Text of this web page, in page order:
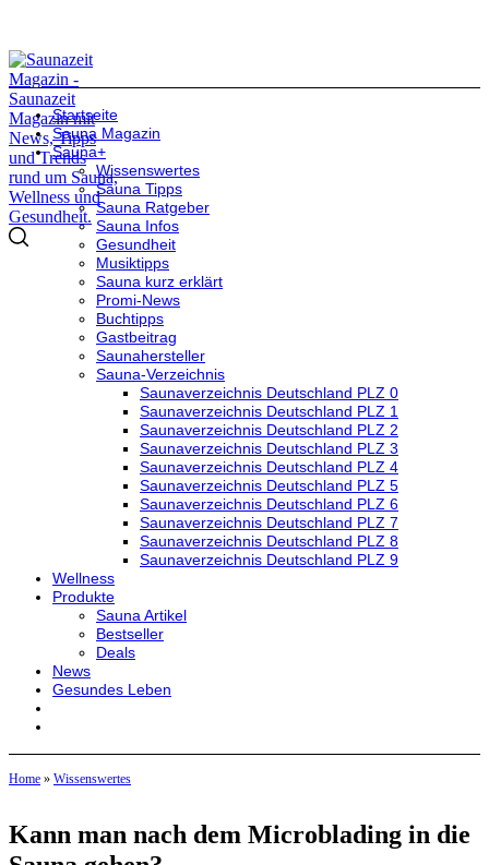
Startseite
Sauna Magazin
Sauna+
Wissenswertes
Sauna Tipps
Sauna Ratgeber
Sauna Infos
Gesundheit
Musiktipps
Sauna kurz erklärt
Promi-News
Buchtipps
Gastbeitrag
Saunahersteller
Sauna-Verzeichnis
Saunaverzeichnis Deutschland PLZ 0
Saunaverzeichnis Deutschland PLZ 1
Saunaverzeichnis Deutschland PLZ 2
Saunaverzeichnis Deutschland PLZ 3
Saunaverzeichnis Deutschland PLZ 4
Saunaverzeichnis Deutschland PLZ 5
Saunaverzeichnis Deutschland PLZ 6
Saunaverzeichnis Deutschland PLZ 7
Saunaverzeichnis Deutschland PLZ 8
Saunaverzeichnis Deutschland PLZ 9
Wellness
Produkte
Sauna Artikel
Bestseller
Deals
News
Gesundes Leben
Home » Wissenswertes
Kann man nach dem Microblading in die